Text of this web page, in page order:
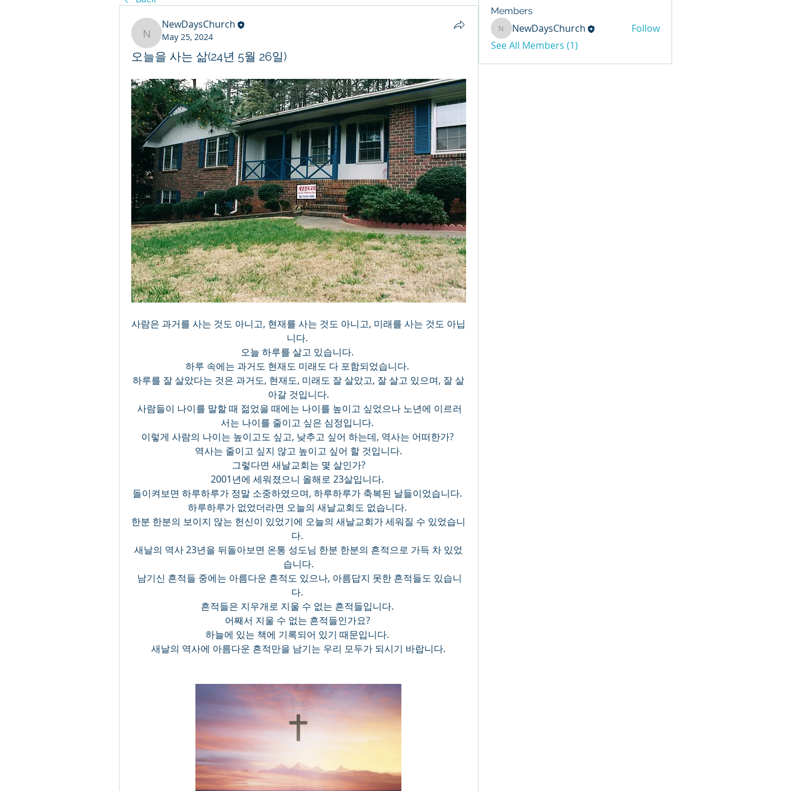
NewDaysChurch
NewDaysChurch
May 25, 2024
오늘을 사는 삶(24년 5월 26일)
사람은 과거를 사는 것도 아니고, 현재를 사는 것도 아니고, 미래를 사는 것도 아닙
니다.
오늘 하루를 살고 있습니다.
하루 속에는 과거도 현재도 미래도 다 포함되었습니다.
하루를 잘 살았다는 것은 과거도, 현재도, 미래도 잘 살았고, 잘 살고 있으며, 잘 살
아갈 것입니다.
사람들이 나이를 말할 때 젊었을 때에는 나이를 높이고 싶었으나 노년에 이르러
서는 나이를 줄이고 싶은 심정입니다.
이렇게 사람의 나이는 높이고도 싶고, 낮추고 싶어 하는데, 역사는 어떠한가?
역사는 줄이고 싶지 않고 높이고 싶어 할 것입니다.
그렇다면 새날교회는 몇 살인가?
2001년에 세워졌으니 올해로 23살입니다.
돌이켜보면 하루하루가 정말 소중하였으며, 하루하루가 축복된 날들이었습니다.
하루하루가 없었더라면 오늘의 새날교회도 없습니다.
한분 한분의 보이지 않는 헌신이 있었기에 오늘의 새날교회가 세워질 수 있었습니
다.
새날의 역사 23년을 뒤돌아보면 온통 성도님 한분 한분의 흔적으로 가득 차 있었
습니다.
남기신 흔적들 중에는 아름다운 흔적도 있으나, 아름답지 못한 흔적들도 있습니
다.
흔적들은 지우개로 지울 수 없는 흔적들입니다.
어째서 지울 수 없는 흔적들인가요?
하늘에 있는 책에 기록되어 있기 때문입니다.
새날의 역사에 아름다운 흔적만을 남기는 우리 모두가 되시기 바랍니다.
Members
NewDaysChurch
NewDaysChurch
Follow
See All Members (1)